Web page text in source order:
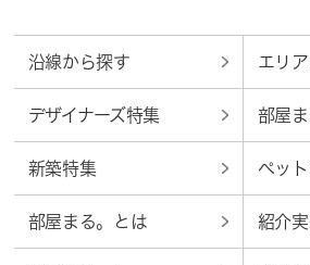
沿線から探す エリ
デザイナーズ特集 部屋
新築特集 ペッ
部屋まる。とは 紹介